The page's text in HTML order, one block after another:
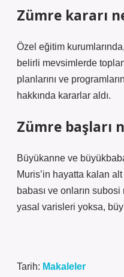
Zümre kararı
Özel eğitim
belirli mevsimlerde
planlarını ve
hakkında kararlar aldı.
Zümre başları
Büyükanne ve
Muris’in hayatta kalan
babası ve onların
yasal varisleri yoksa,
Tarih: Makaleler